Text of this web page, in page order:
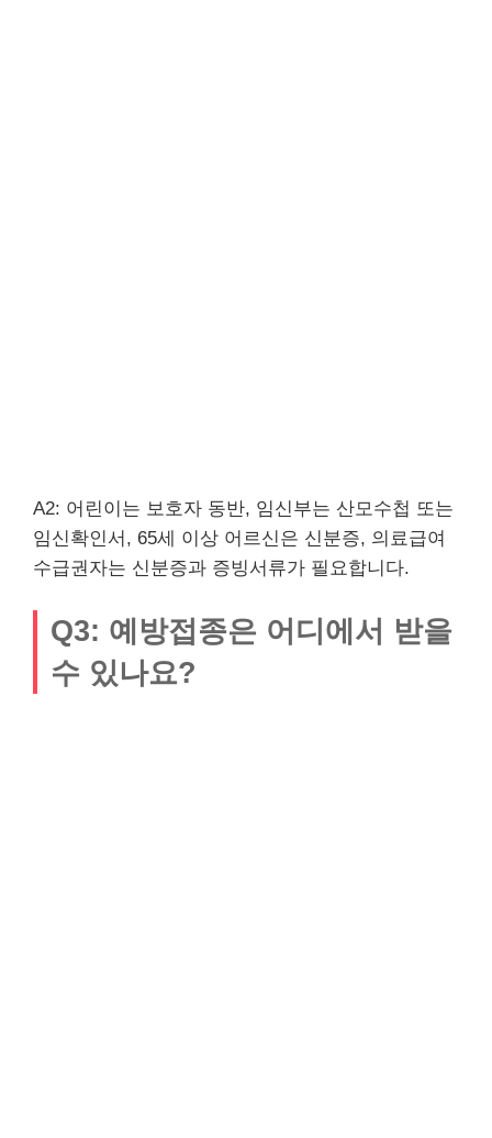
A2: 어린이는 보호자 동반, 임신부는 산모수첩 또는
임신확인서, 65세 이상 어르신은 신분증, 의료급여
수급권자는 신분증과 증빙서류가 필요합니다.
Q3: 예방접종은 어디에서 받을
수 있나요?